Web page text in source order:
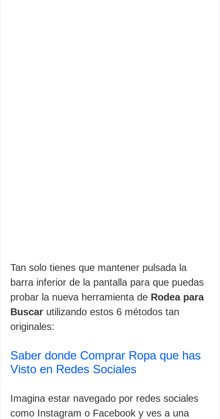
Tan solo tienes que mantener pulsada la
barra inferior de la pantalla para que puedas
probar la nueva herramienta de Rodea para
Buscar utilizando estos 6 métodos tan
originales:
Saber donde Comprar Ropa que has
Visto en Redes Sociales
Imagina estar navegado por redes sociales
como Instagram o Facebook y ves a una